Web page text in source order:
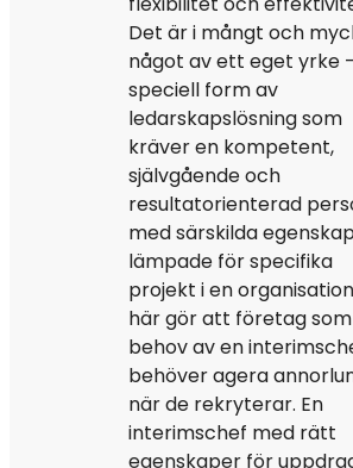
Det är i mångt och
något av ett eget yrke
speciell form av
ledarskapslösning som
kräver en kompetent,
självgående och
resultatorienterad
med särskilda
lämpade för specifika
projekt i en
här gör att företag
behov av en
behöver agera
när de rekryterar. En
interimschef med rätt
egenskaper för